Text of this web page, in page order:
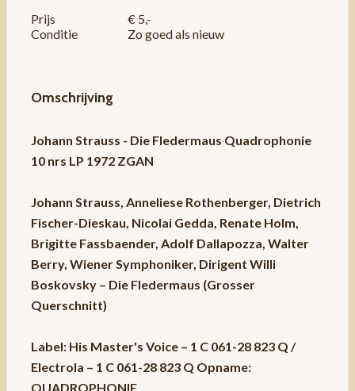
Prijs
€ 5,-
Conditie
Zo goed als nieuw
Omschrijving
Johann Strauss - Die Fledermaus Quadrophonie
10 nrs LP 1972 ZGAN
Johann Strauss, Anneliese Rothenberger, Dietrich
Fischer-Dieskau, Nicolai Gedda, Renate Holm,
Brigitte Fassbaender, Adolf Dallapozza, Walter
Berry, Wiener Symphoniker, Dirigent Willi
Boskovsky – Die Fledermaus (Grosser
Querschnitt)
Label: His Master's Voice – 1 C 061-28 823 Q /
Electrola – 1 C 061-28 823 Q Opname:
QUADROPHONIE